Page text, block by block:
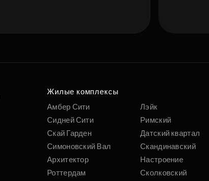
Жилые комплексы
Амбер Сити
Сидней Сити
Скай Гарден
Симоновский Вал
Архитектор
Роттердам
Лэйк
Римский
Датский квартал
Скандинавский
Настроение
Сколковский